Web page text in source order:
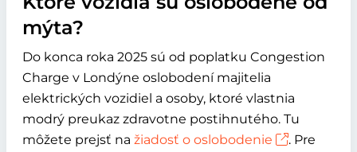
mýta?
Do konca roka 2025 sú od poplatku Congestion
Charge v Londýne oslobodení majitelia
elektrických vozidiel a osoby, ktoré vlastnia
modrý preukaz zdravotne postihnutého. Tu
môžete prejsť na žiadosť o oslobodenie
. Pre